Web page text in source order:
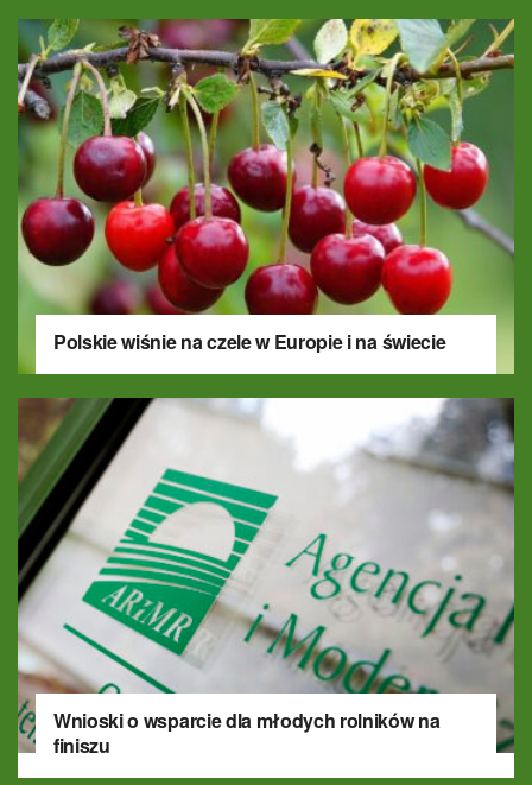
Polskie wiśnie na czele w Europie i na świecie
Wnioski o wsparcie dla młodych rolników na
finiszu